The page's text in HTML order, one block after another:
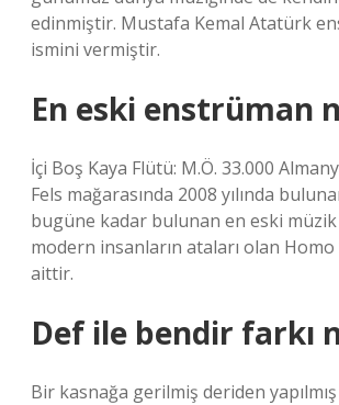
edinmiştir. Mustafa Kemal Atatürk
ismini vermiştir.
En eski enstrüman
İçi Boş Kaya Flütü: M.Ö. 33.000
Fels mağarasında 2008 yılında
bugüne kadar bulunan en eski
modern insanların ataları olan Homo
aittir.
Def ile bendir farkı
Bir kasnağa gerilmiş deriden